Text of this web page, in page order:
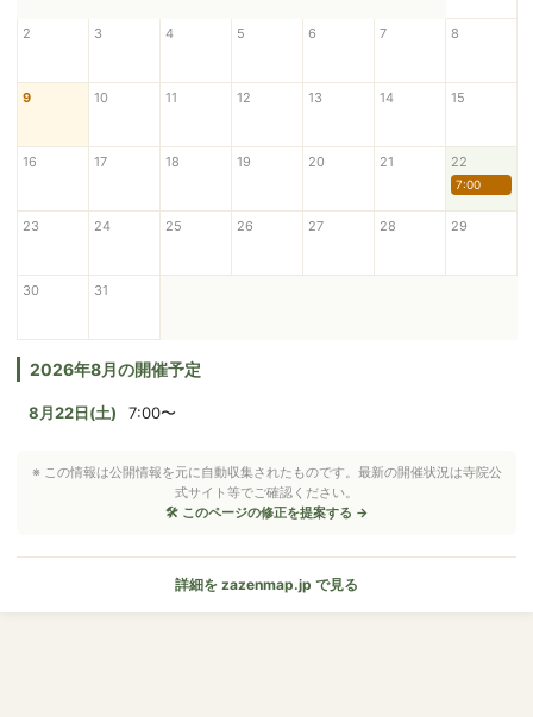
2 3 4 5 6 7 8
9 10 11 12 13 14 15
16 17 18 19 20 21 22
7:00
23 24 25 26 27 28 29
30 31
2026年8月の開催予定
8月22日(土) 7:00〜
※ この情報は公開情報を元に自動収集されたものです。最新の開催状況は寺院公
式サイト等でご確認ください。
🛠 このページの修正を提案する →
詳細を zazenmap.jp で見る